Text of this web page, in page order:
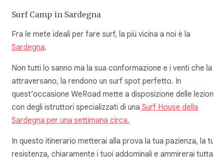
Surf Camp in Sardegna
Fra le mete ideali per fare surf, la più vicina a noi è la
Sardegna.
Non tutti lo sanno ma la sua conformazione e i venti che la
attraversano, la rendono un surf spot perfetto. In
quest’occasione WeRoad mette a disposizione delle lezioni
con degli istruttori specializzati di una Surf House della
Sardegna per una settimana circa.
In questo itinerario metterai alla prova la tua pazienza, la
resistenza, chiaramente i tuoi addominali e ammirerai tutta